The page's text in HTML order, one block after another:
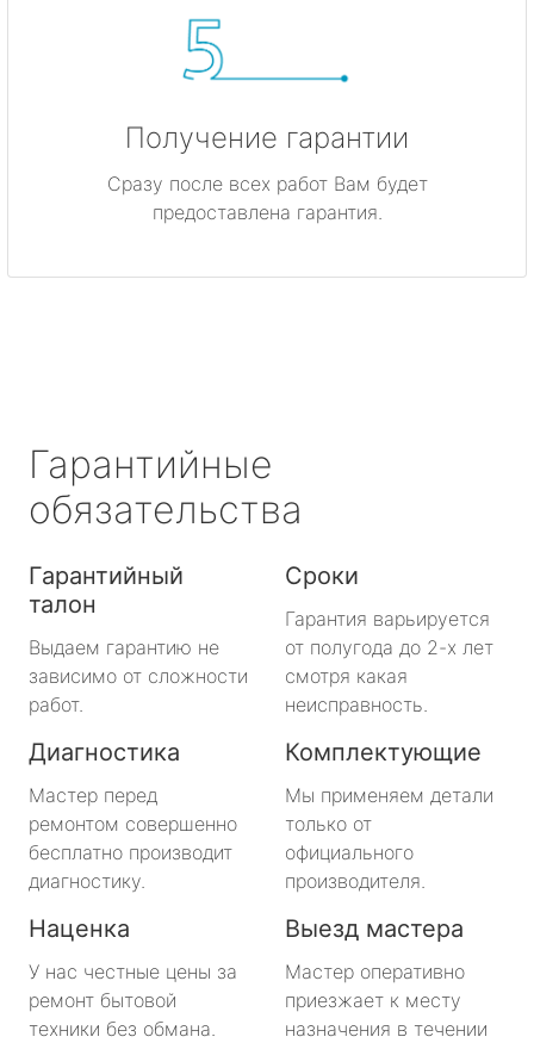
Получение гарантии
Сразу после всех работ Вам будет
предоставлена гарантия.
Гарантийные
обязательства
Гарантийный
талон
Выдаем гарантию не
зависимо от сложности
работ.
Сроки
Гарантия варьируется
от полугода до 2-х лет
смотря какая
неисправность.
Диагностика
Мастер перед
ремонтом совершенно
бесплатно производит
диагностику.
Комплектующие
Мы применяем детали
только от
официального
производителя.
Наценка
У нас честные цены за
ремонт бытовой
техники без обмана.
Выезд мастера
Мастер оперативно
приезжает к месту
назначения в течении